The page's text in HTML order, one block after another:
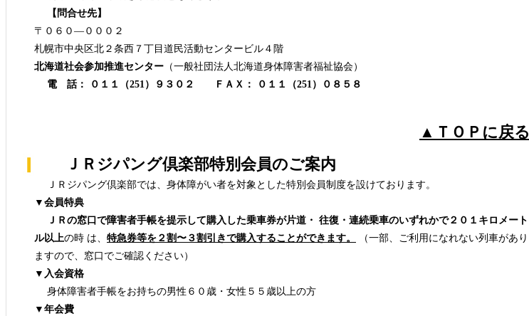
【問合せ先】
〒０６０―０００２
札幌市中央区北２条西７丁目道民活動センタービル４階
北海道社会参加推進センター （一般社団法人北海道身体障害者福祉協会）
電 話： ０１１（251）９３０２ ＦＡＸ： ０１１（251）０８５８
▲ＴＯＰに戻る
ＪＲジパング倶楽部特別会員のご案内
ＪＲジパング倶楽部では、身体障がい者を対象とした特別会員制度を設けております。
▼会員特典
ＪＲの窓口で障害者手帳を提示して購入した乗車券が片道・ 往復・連続乗車のいずれかで２０１キロメート
ル以上の時 は、 特急券等を２割〜３割引きで購入することができます。
（一部、ご利用になれない列車があり
ますので、窓口でご確認ください）
▼入会資格
身体障害者手帳をお持ちの男性６０歳・女性５５歳以上の方
▼年会費